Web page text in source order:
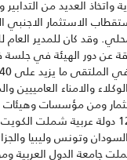
واتخاذ العديد من
الاستثمار الاجنبي
وقد كان للمدير
عن دور الهيئة في
والامناء العامييين
ومن مؤسسات وهيئات
وتنمية الصادرات في 12 دولة عربية
وتونس وليبيا
جامعة الدول العربية